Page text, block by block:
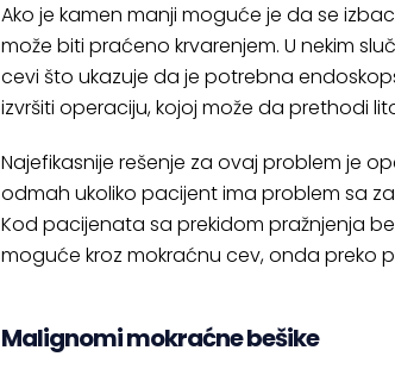
Ako je kamen manji moguće je da se
može biti praćeno krvarenjem. U nekim
cevi što ukazuje da je potrebna
izvršiti operaciju, kojoj može da prethodi
Najefikasnije rešenje za ovaj problem je
odmah ukoliko pacijent ima problem sa
Kod pacijenata sa prekidom pražnjenja
moguće kroz mokraćnu cev, onda preko
Malignomi mokraćne bešike